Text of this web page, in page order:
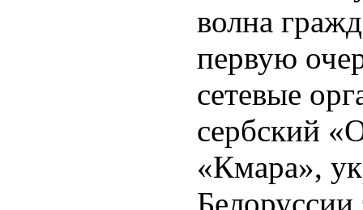
волна
первую
сетевые
сербский
«Кмара»,